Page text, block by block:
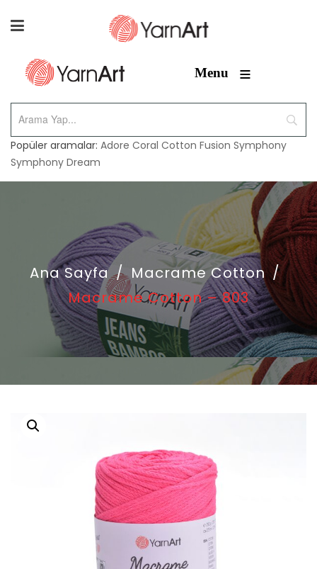
Menu ≡
Popüler aramalar: Adore Coral Cotton Fusion Symphony
Symphony Dream
Ana Sayfa / Macrame Cotton /
Macrame Cotton – 803